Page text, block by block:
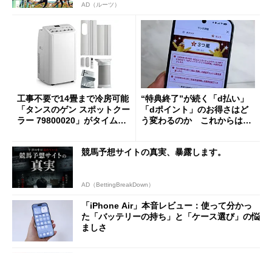
AD（ルーツ）
工事不要で14畳まで冷房可能
「タンスのゲン スポットクー
ラー 79800020」がタイムセ
“特典終了”が続く「d払い」
「dポイント」のお得さはど
う変わるのか これからは
競馬予想サイトの真実、暴露します。
AD（BettingBreakDown）
「iPhone Air」本音レビュー：使って分かっ
た「バッテリーの持ち」と「ケース選び」の悩
ましさ